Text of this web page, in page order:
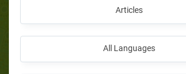
Articles
All Languages